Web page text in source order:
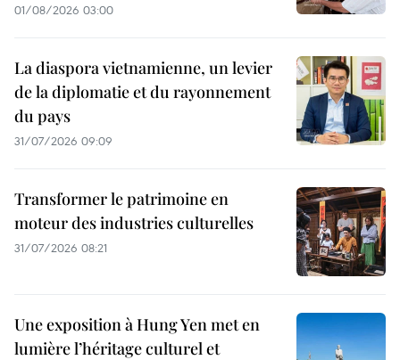
01/08/2026 03:00
La diaspora vietnamienne, un levier
de la diplomatie et du rayonnement
du pays
31/07/2026 09:09
Transformer le patrimoine en
moteur des industries culturelles
31/07/2026 08:21
Une exposition à Hung Yen met en
lumière l’héritage culturel et